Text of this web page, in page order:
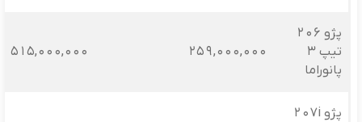
پژو 206
تیپ 3
پانوراما
259,000,000
515,000,000
پژو 207i